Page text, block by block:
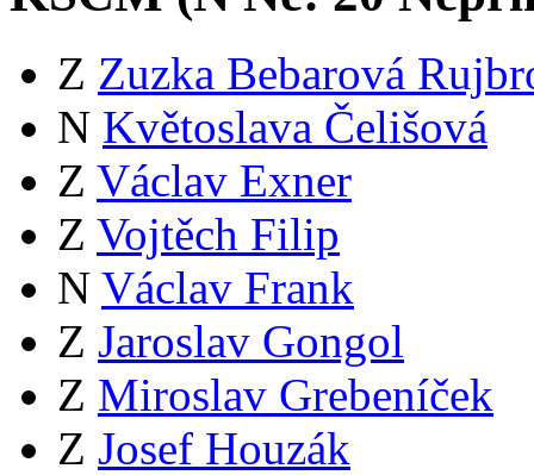
Z Zuzka Bebarová
N Květoslava Čelišová
Z Václav Exner
Z Vojtěch Filip
N Václav Frank
Z Jaroslav Gongol
Z Miroslav Grebeníček
Z Josef Houzák